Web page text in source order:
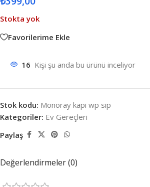
Stokta yok
Favorilerime Ekle
16 Kişi şu anda bu ürünü inceliyor
Stok kodu: Monoray kapi wp sip
Kategoriler: Ev Gereçleri
Paylaş
Değerlendirmeler (0)